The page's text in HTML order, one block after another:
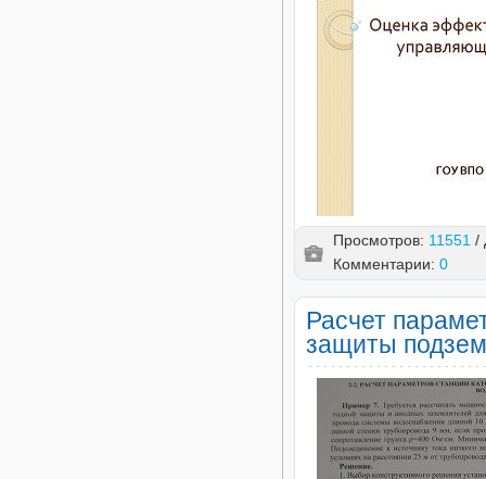
Просмотров: 11551 /
Комментарии: 0
Расчет
защиты